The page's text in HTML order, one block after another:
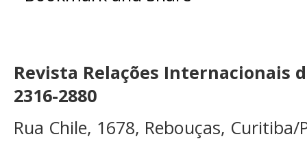
Revista Relações Internacionais
2316-2880
Rua Chile, 1678, Rebouças, Curitiba/